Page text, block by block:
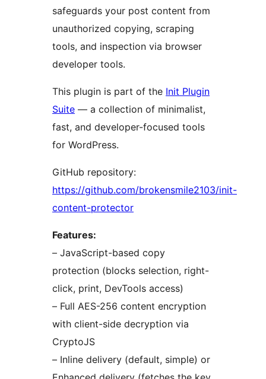
safeguards your post content from
unauthorized copying, scraping
tools, and inspection via browser
developer tools.
This plugin is part of the Init Plugin
Suite — a collection of minimalist,
fast, and developer-focused tools
for WordPress.
GitHub repository:
https://github.com/brokensmile2103/init-
content-protector
Features:
– JavaScript-based copy
protection (blocks selection, right-
click, print, DevTools access)
– Full AES-256 content encryption
with client-side decryption via
CryptoJS
– Inline delivery (default, simple) or